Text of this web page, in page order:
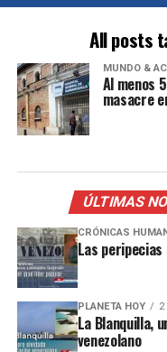
All posts
MUNDO &
Al menos
masacre
ÚLTIMAS
CRÓNICAS
Las peripecias
PLANETA HOY 2
La Blanquilla,
venezolano